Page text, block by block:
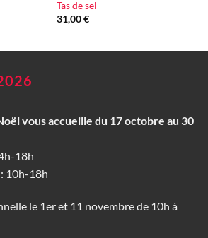
Tas de sel
31,00€
vous accueille du 17 octobre au 30
18h
10h-18h
le 1er et 11 novembre de 10h à